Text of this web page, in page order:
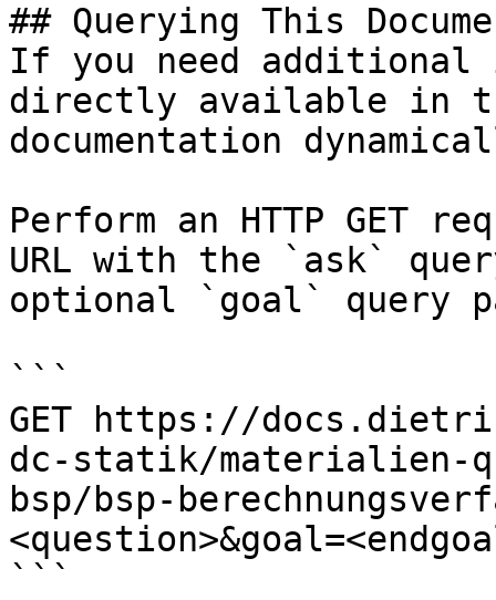
## Querying This
If you need
directly available in
documentation
Perform an HTTP GET
URL with the `ask`
optional `goal` query
```
GET https://
dc-statik/materialien-
bsp/bsp-
```